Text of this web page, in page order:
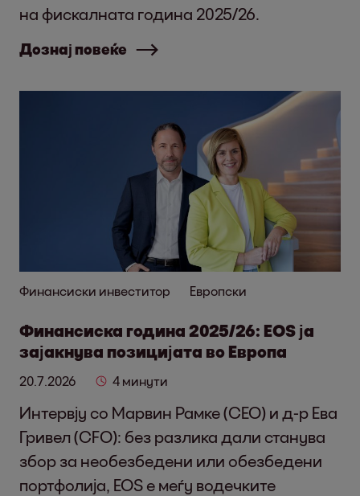
на фискалната година 2025/26.
Дознај повеќе
Финансиски инвеститор Европски
Финансиска година 2025/26: EOS ја
зајакнува позицијата во Европа
20.7.2026 4 минути
Интервју со Марвин Рамке (CEO) и д-р Ева
Гривел (CFO): без разлика дали станува
збор за необезбедени или обезбедени
портфолија, EOS е меѓу водечките